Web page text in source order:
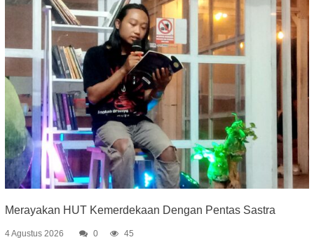
Merayakan HUT Kemerdekaan Dengan Pentas Sastra
4 Agustus 2026 0 45